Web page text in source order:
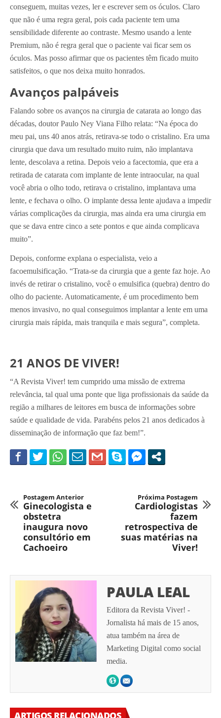
conseguem, muitas vezes, ler e escrever sem os óculos. Claro
que não é uma regra geral, pois cada paciente tem uma
sensibilidade diferente ao contraste. Mesmo usando a lente
Premium, não é regra geral que o paciente vai ficar sem os
óculos. Mas posso afirmar que os pacientes têm ficado muito
satisfeitos, o que nos deixa muito honrados.
Avanços palpáveis
Falando sobre os avanços na cirurgia de catarata ao longo das
décadas, doutor Paulo Ney Viana Filho relata: “Na época do
meu pai, uns 40 anos atrás, retirava-se todo o cristalino. Era uma
cirurgia que dava um resultado muito ruim, não implantava
lente, descolava a retina. Depois veio a facectomia, que era a
retirada de catarata com implante de lente intraocular, na qual
você abria o olho todo, retirava o cristalino, implantava uma
lente, e fechava o olho. O implante dessa lente ajudava a impedir
várias complicações da cirurgia, mas ainda era uma cirurgia em
que se dava entre cinco a sete pontos e que ainda complicava
muito”.
Depois, conforme explana o especialista, veio a
facoemulsificação. “Trata-se da cirurgia que a gente faz hoje. Ao
invés de retirar o cristalino, você o emulsifica (quebra) dentro do
olho do paciente. Automaticamente, é um procedimento bem
menos invasivo, no qual conseguimos implantar a lente em uma
cirurgia mais rápida, mais tranquila e mais segura”, completa.
21 ANOS DE VIVER!
“A Revista Viver! tem cumprido uma missão de extrema
relevância, tal qual uma ponte que liga profissionais da saúde da
região a milhares de leitores em busca de informações sobre
saúde e qualidade de vida. Parabéns pelos 21 anos dedicados à
disseminação de informação que faz bem!”.
Postagem Anterior
Ginecologista e
obstetra
inaugura novo
consultório em
Cachoeiro
Próxima Postagem
Cardiologistas
fazem
retrospectiva de
suas matérias na
Viver!
PAULA LEAL
Editora da Revista Viver! -
Jornalista há mais de 15 anos,
atua também na área de
Marketing Digital como social
media.